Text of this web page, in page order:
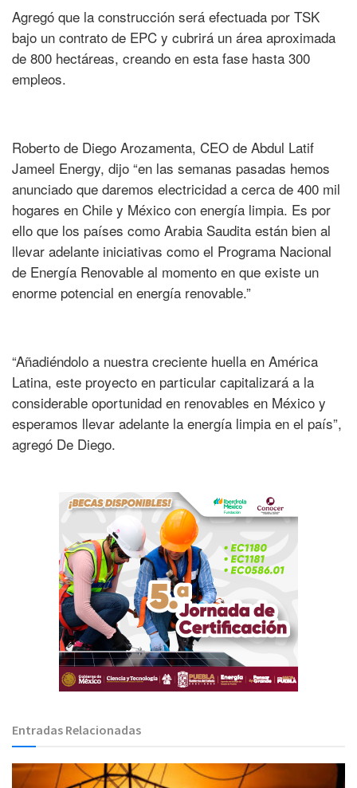
Agregó que la construcción será efectuada por TSK
bajo un contrato de EPC y cubrirá un área aproximada
de 800 hectáreas, creando en esta fase hasta 300
empleos.
Roberto de Diego Arozamenta, CEO de Abdul Latif
Jameel Energy, dijo “en las semanas pasadas hemos
anunciado que daremos electricidad a cerca de 400 mil
hogares en Chile y México con energía limpia. Es por
ello que los países como Arabia Saudita están bien al
llevar adelante iniciativas como el Programa Nacional
de Energía Renovable al momento en que existe un
enorme potencial en energía renovable.”
“Añadiéndolo a nuestra creciente huella en América
Latina, este proyecto en particular capitalizará a la
considerable oportunidad en renovables en México y
esperamos llevar adelante la energía limpia en el país”,
agregó De Diego.
Entradas Relacionadas